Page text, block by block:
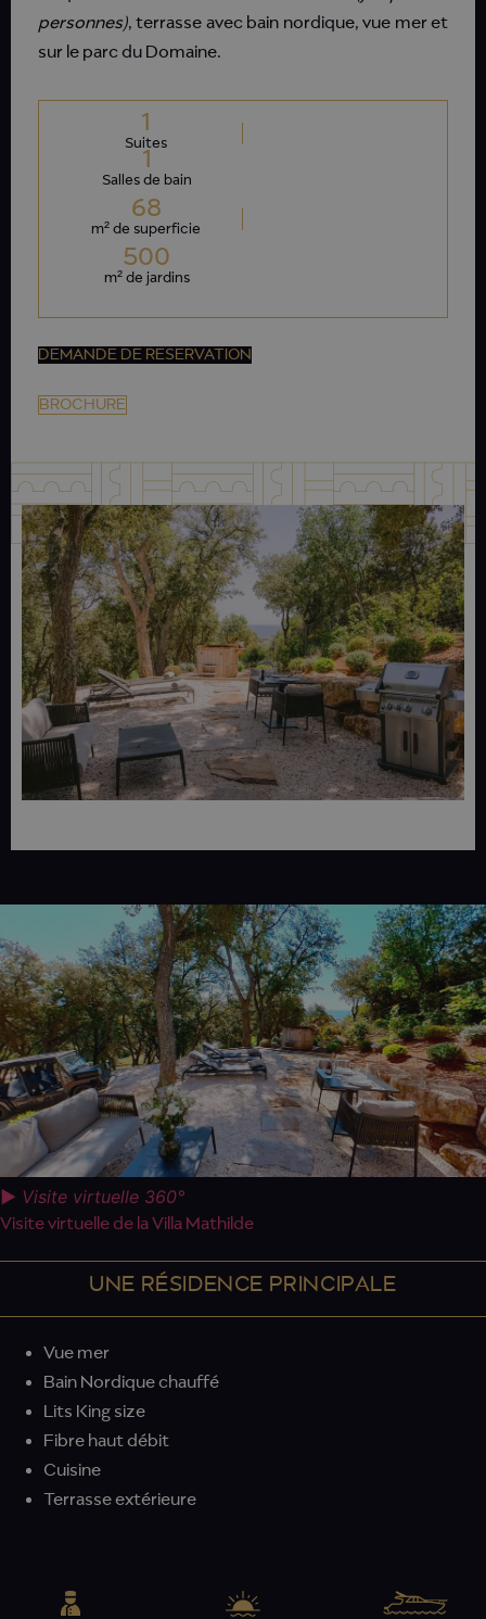
personnes), terrasse avec bain nordique, vue mer et
sur le parc du Domaine.
1
Suites
1
Salles de bain
68
m² de superficie
500
m² de jardins
DEMANDE DE RESERVATION
BROCHURE
► Visite virtuelle 360°
Visite virtuelle de la Villa Mathilde
UNE RÉSIDENCE PRINCIPALE
Vue mer
Bain Nordique chauffé
Lits King size
Fibre haut débit
Cuisine
Terrasse extérieure